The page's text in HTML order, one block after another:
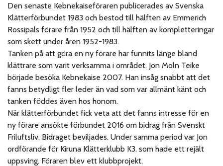
Den senaste Kebnekaiseföraren publicerades av Svenska
Klätterförbundet 1983 och bestod till hälften av Emmerich
Rossipals förare från 1952 och till hälften av kompletteringar
som skett under åren 1952-1983.
Tanken på att göra en ny förare har funnits länge bland
klättrare som varit verksamma i området. Jon Moln Teike
började besöka Kebnekaise 2007. Han insåg snabbt att det
fanns betydligt fler leder än vad som var allmänt känt och
tanken föddes även hos honom.
När klätterförbundet fick veta att det fanns intresse för en
ny förare ansökte förbundet 2016 om bidrag från Svenskt
Friluftsliv. Bidraget beviljades. Under samma period var Jon
ordförande för Kiruna Klätterklubb K3, som hade ett rejält
uppsving. Föraren blev ett klubbprojekt.